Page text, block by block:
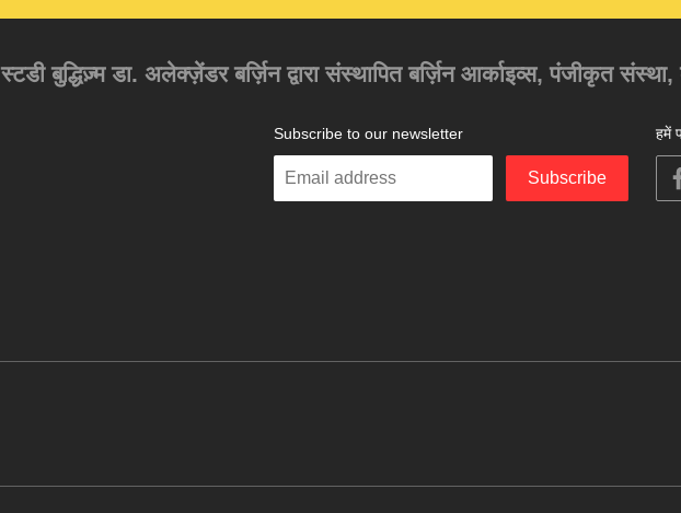
स्टडी बुद्धिज़्म डा. अलेक्ज़ेंडर बर्ज़िन द्वारा संस्थापित बर्ज़िन आर्काइव्स, पंजीकृत संस्था,
हमें
Subscribe to our newsletter
Enter
Subscribe